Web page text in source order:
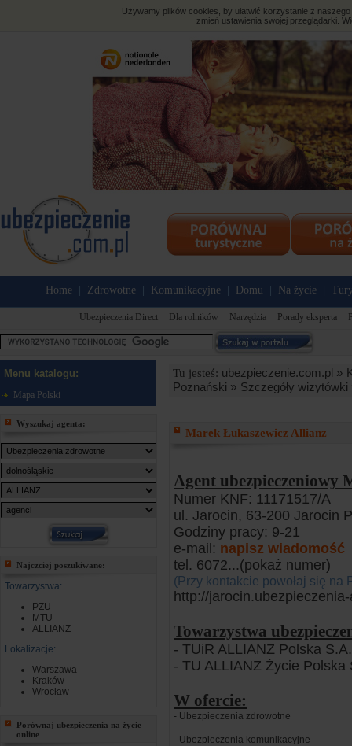
Używamy plików cookies, by ułatwić korzystanie z
zmień ustawienia swojej przeglądarki.
Home Zdrowotne Komunikacyjne Domu Na życie
Ubezpieczenia Direct Dla rolników Narzędzia Porady eksperta
Menu katalogu:
Mapa Polski
Wyszukaj agenta:
Najczciej poszukiwane:
Towarzystwa:
PZU
MTU
ALLIANZ
Lokalizacje:
Warszawa
Kraków
Wrocław
Porównaj ubezpieczenia na życie
online
Tu jesteś: ubezpieczenie.com.pl »
Poznański » Szczegóły wizytówki
Marek Łukaszewicz Allianz
Agent ubezpieczeniowy
Numer KNF: 11171517/A
ul. Jarocin, 63-200 Jarocin
Godziny pracy: 9-21
e-mail: napisz wiadomość
tel. 6072...(pokaż numer)
(Przy kontakcie powołaj się na
http://
Towarzystwa
- TUiR ALLIANZ Polska S.A.
- TU ALLIANZ Życie Polska
W ofercie:
- Ubezpieczenia zdrowotne
- Ubezpieczenia komunikacyjne